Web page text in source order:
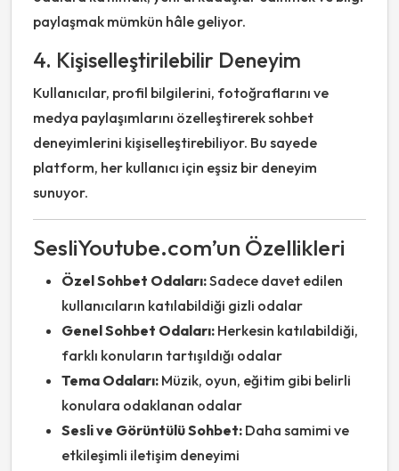
paylaşmak mümkün hâle geliyor.
4. Kişiselleştirilebilir Deneyim
Kullanıcılar, profil bilgilerini, fotoğraflarını ve
medya paylaşımlarını özelleştirerek sohbet
deneyimlerini kişiselleştirebiliyor. Bu sayede
platform, her kullanıcı için eşsiz bir deneyim
sunuyor.
SesliYoutube.com’un Özellikleri
Özel Sohbet Odaları:Sadece davet edilen
kullanıcıların katılabildiği gizli odalar
Genel Sohbet Odaları: Herkesin katılabildiği,
farklı konuların tartışıldığı odalar
Tema Odaları: Müzik, oyun, eğitim gibi belirli
konulara odaklanan odalar
Sesli ve Görüntülü Sohbet: Daha samimi ve
etkileşimli iletişim deneyimi